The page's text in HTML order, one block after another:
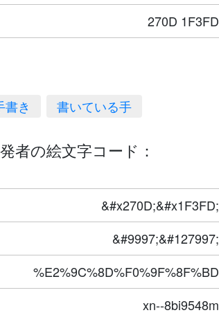
270D 1F3FD
書き 書いている手
者の絵文字コード：
&#x270D;&#x1F3FD;
&#9997;&#127997;
%E2%9C%8D%F0%9F%8F%BD
xn--8bi9548m